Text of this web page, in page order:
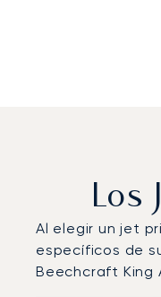
Los
Al elegir un jet
específicos de
Beechcraft King